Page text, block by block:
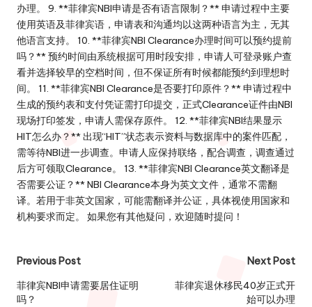
办理。 9. **菲律宾NBI申请是否有语言限制？** 申请过程中主要
使用英语及菲律宾语，申请表和沟通均以这两种语言为主，无其
他语言支持。 10. **菲律宾NBI Clearance办理时间可以预约提前
吗？** 预约时间由系统根据可用时段安排，申请人可登录账户查
看并选择较早的空档时间，但不保证所有时候都能预约到理想时
间。 11. **菲律宾NBI Clearance是否要打印原件？** 申请过程中
生成的预约表和支付凭证需打印提交，正式Clearance证件由NBI
现场打印签发，申请人需保存原件。 12. **菲律宾NBI结果显示
HIT怎么办？** 出现“HIT”状态表示资料与数据库中的案件匹配，
需等待NBI进一步调查。申请人应保持联络，配合调查，调查通过
后方可领取Clearance。 13. **菲律宾NBI Clearance英文翻译是
否需要公证？** NBI Clearance本身为英文文件，通常不需翻
译。若用于非英文国家，可能需翻译并公证，具体视使用国家和
机构要求而定。 如果您有其他疑问，欢迎随时提问！
Post
navigation
Previous Post
菲律宾NBI申请需要居住证明
吗？
Next Post
菲律宾退休移民40岁正式开
始可以办理